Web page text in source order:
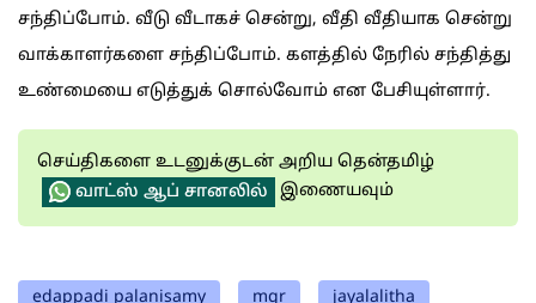
சந்திப்போம். வீடு வீடாகச் சென்று, வீதி வீதியாக சென்று
வாக்காளர்களை சந்திப்போம். களத்தில் நேரில் சந்தித்து
உண்மையை எடுத்துக் சொல்வோம் என பேசியுள்ளார்.
செய்திகளை உடனுக்குடன் அறிய தென்தமிழ்
வாட்ஸ் ஆப் சானலில்
இணையவும்
edappadi palanisamy mgr jayalalitha